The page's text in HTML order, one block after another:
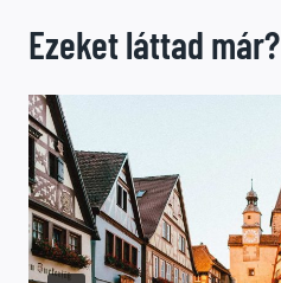
Ezeket láttad már?